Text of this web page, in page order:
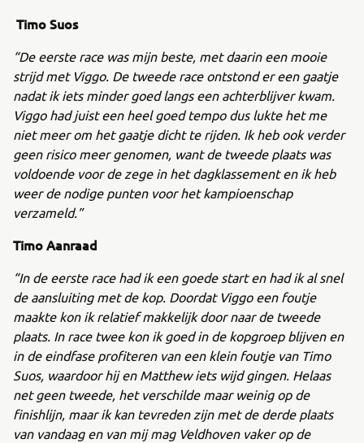
Timo Suos
“De eerste race was mijn beste, met daarin een mooie
strijd met Viggo. De tweede race ontstond er een gaatje
nadat ik iets minder goed langs een achterblijver kwam.
Viggo had juist een heel goed tempo dus lukte het me
niet meer om het gaatje dicht te rijden. Ik heb ook verder
geen risico meer genomen, want de tweede plaats was
voldoende voor de zege in het dagklassement en ik heb
weer de nodige punten voor het kampioenschap
verzameld.”
Timo Aanraad
“In de eerste race had ik een goede start en had ik al snel
de aansluiting met de kop. Doordat Viggo een foutje
maakte kon ik relatief makkelijk door naar de tweede
plaats. In race twee kon ik goed in de kopgroep blijven en
in de eindfase profiteren van een klein foutje van Timo
Suos, waardoor hij en Matthew iets wijd gingen. Helaas
net geen tweede, het verschilde maar weinig op de
finishlijn, maar ik kan tevreden zijn met de derde plaats
van vandaag en van mij mag Veldhoven vaker op de